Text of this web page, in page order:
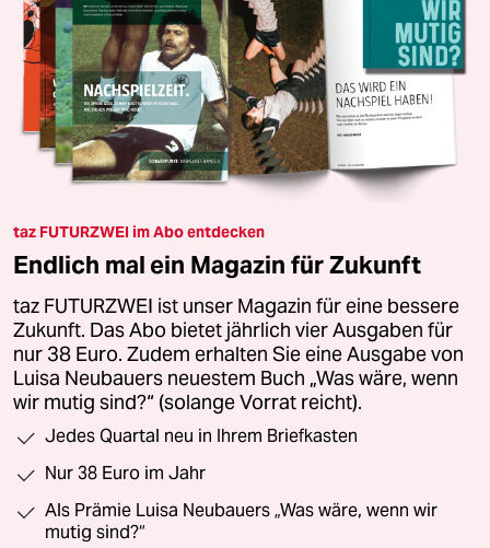
taz FUTURZWEI im Abo entdecken
Endlich mal ein Magazin für Zukunft
taz FUTURZWEI ist unser Magazin für eine bessere
Zukunft. Das Abo bietet jährlich vier Ausgaben für
nur 38 Euro. Zudem erhalten Sie eine Ausgabe von
Luisa Neubauers neuestem Buch „Was wäre, wenn
wir mutig sind?“ (solange Vorrat reicht).
Jedes Quartal neu in Ihrem Briefkasten
Nur 38 Euro im Jahr
Als Prämie Luisa Neubauers „Was wäre, wenn wir
mutig sind?“